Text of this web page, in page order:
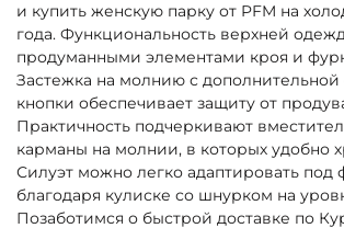
и купить женскую парку от PFM на
года. Функциональность верхней
продуманными элементами кроя и
Застежка на молнию с
кнопки обеспечивает защиту от
Практичность подчеркивают
карманы на молнии, в которых удобно
Силуэт можно легко адаптировать под
благодаря кулиске со шнурком на
Позаботимся о быстрой доставке по